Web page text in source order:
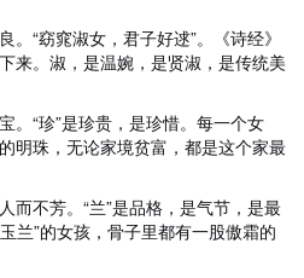
。“窈窕淑女，君子好逑”。《诗经》
来。淑，是温婉，是贤淑，是传统美
。“珍”是珍贵，是珍惜。每一个女
明珠，无论家境贫富，都是这个家最
而不芳。“兰”是品格，是气节，是最
兰”的女孩，骨子里都有一股傲霜的